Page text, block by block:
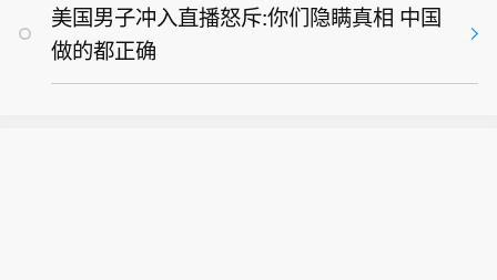
美国男子冲入直播怒斥:你们隐瞒真相 中国
做的都正确